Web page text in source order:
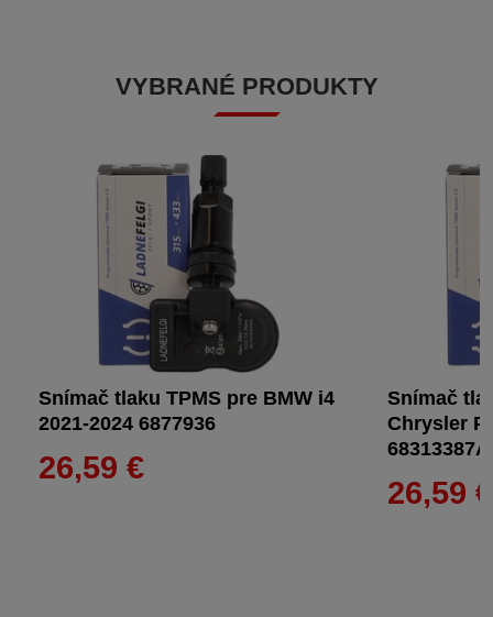
VYBRANÉ PRODUKTY
Snímač tlaku TPMS pre BMW i4
2021-2024 6877936
26,59 €
Snímač
Chrysler
26,59 €